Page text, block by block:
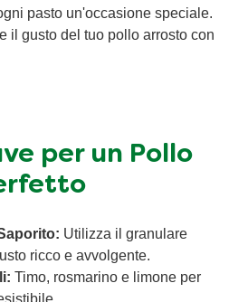
pasto un'occasione speciale.
il gusto del tuo pollo arrosto con
per un Pollo
Utilizza il granulare
ricco e avvolgente.
Timo, rosmarino e limone per